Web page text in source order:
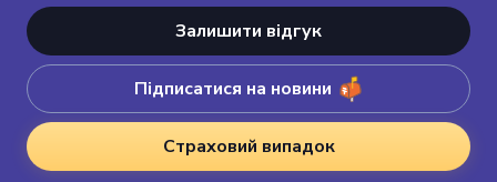
Залишити відгук
Підписатися на новини
Страховий випадок